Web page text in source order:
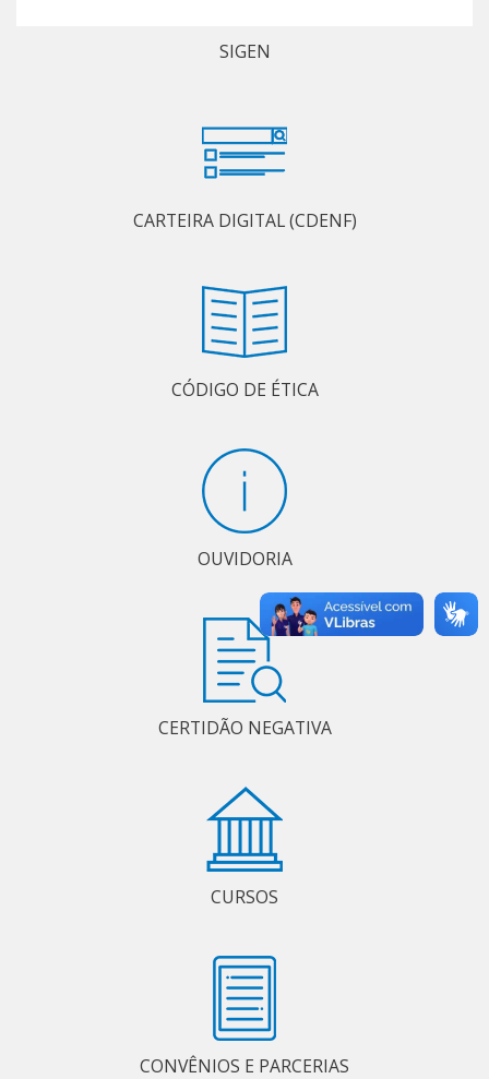
SIGEN
CARTEIRA DIGITAL (CDENF)
CÓDIGO DE ÉTICA
OUVIDORIA
CERTIDÃO NEGATIVA
CURSOS
CONVÊNIOS E PARCERIAS